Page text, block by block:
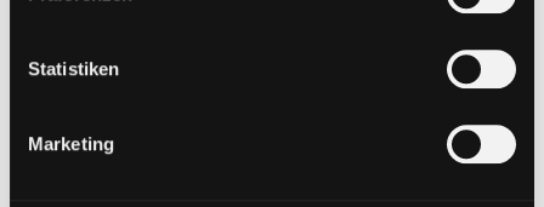
Statistiken
Marketing